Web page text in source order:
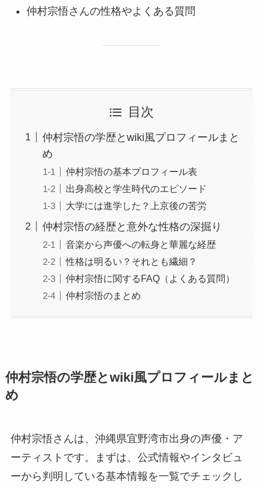
仲村宗悟さんの性格やよくある質問
目次
仲村宗悟の学歴とwiki風プロフィールまと
め
仲村宗悟の基本プロフィール表
出身高校と学生時代のエピソード
大学には進学した？上京後の苦労
仲村宗悟の経歴と意外な性格の深掘り
音楽から声優への転身と華麗な経歴
性格は明るい？それとも繊細？
仲村宗悟に関するFAQ（よくある質問）
仲村宗悟のまとめ
仲村宗悟の学歴とwiki風プロフィールまと
め
仲村宗悟さんは、沖縄県宜野湾市出身の声優・ア
ーティストです。まずは、公式情報やインタビュ
ーから判明している基本情報を一覧でチェックし